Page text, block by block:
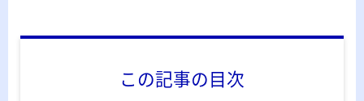
みきてぃ
この記事の目次